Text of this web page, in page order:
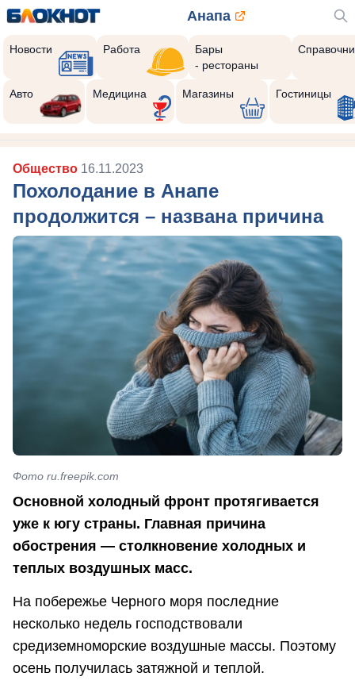
Анапа
Новости Работа
Бары
- рестораны
Авто Медицина Магазины Гостиницы
Общество 16.11.2023
Похолодание в Анапе
продолжится – названа причина
Фото ru.freepik.com
Основной холодный фронт протягивается
уже к югу страны. Главная причина
обострения — столкновение холодных и
теплых воздушных масс.
На побережье Черного моря последние
несколько недель господствовали
средиземноморские воздушные массы. Поэтому
осень получилась затяжной и теплой.